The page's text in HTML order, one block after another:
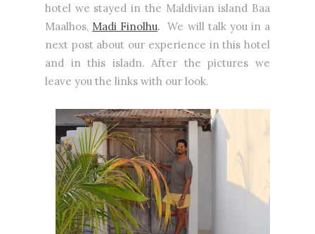
hotel we stayed in the Maldivian island Baa
Maalhos, Madi Finolhu. We will talk you in a
next post about our experience in this hotel
and in this isladn. After the pictures we
leave you the links with our look.